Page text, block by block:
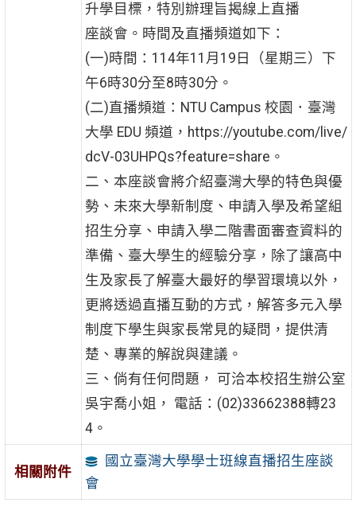
升學目標，特別辦理旨揭線上直播
座談會。時間及直播頻道如下：
(一)時間：114年11月19日（星期三）下
午6時30分至8時30分。
(二)直播頻道：NTU Campus 校園．臺灣
大學 EDU 頻道，https://youtube.com/live/
dcV-03UHPQs?feature=share。
二、本座談會將介紹臺灣大學的特色與優
勢、未來大學新制度、申請入學及希望組
招生分享、申請入學二階書面審查資料的
準備、臺大學生的經驗分享，除了讓高中
生及家長了解臺大最好的學習環境以外，
更將透過直播互動的方式，解答多元入學
制度下學生與家長常見的疑問，提供清
楚、專業的解說與建議。
三、倘有任何問題， 可洽本校招生辦公室
吳宇喬小姐， 電話：(02)33662388轉23
4。
相關附件
國立臺灣大學學士班線直播招生座談
會